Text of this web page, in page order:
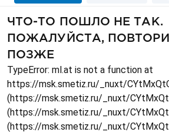
ЧТО-ТО ПОШЛО НЕ ТАК.
ПОЖАЛУЙСТА,
ПОЗЖЕ
TypeError: ml.at is not a function at
https://msk.smetiz.ru/_nuxt/
(https://msk.smetiz.ru/_nuxt/
(https://msk.smetiz.ru/_nuxt/
(https://msk.smetiz.ru/_nuxt/